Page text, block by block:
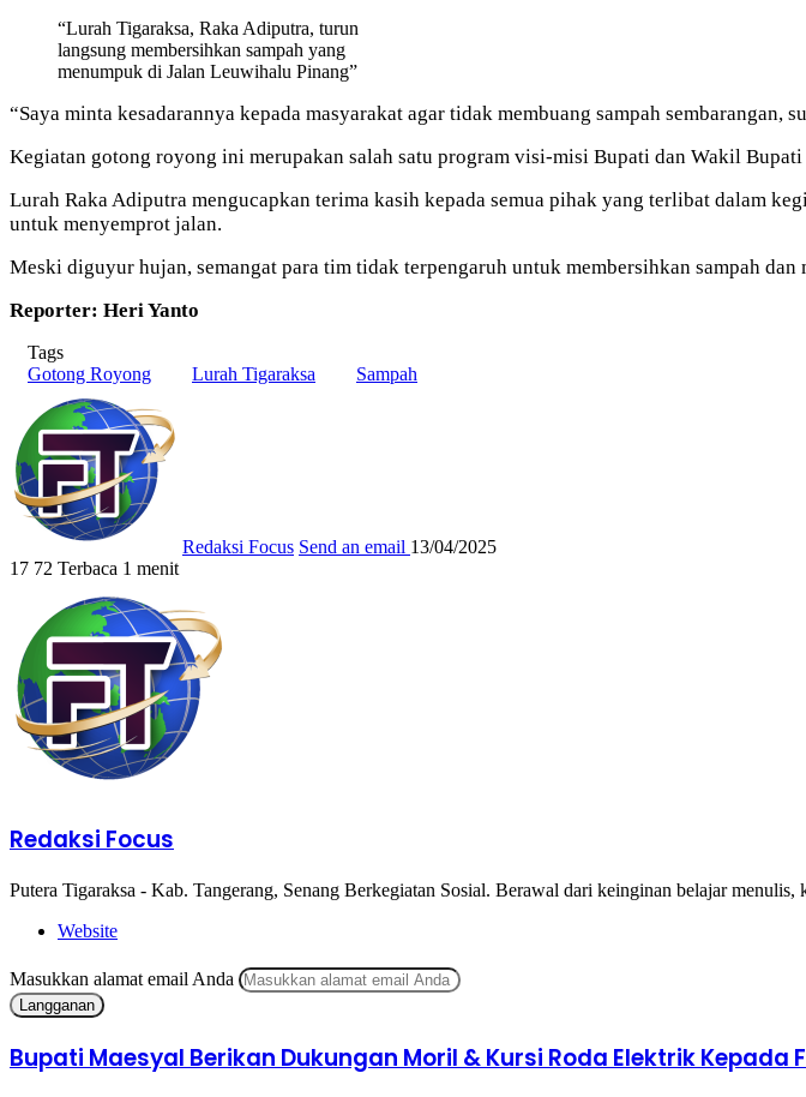
“Lurah Tigaraksa, Raka Adiputra, turun
langsung membersihkan sampah yang
menumpuk di Jalan Leuwihalu Pinang”
“Saya minta kesadarannya kepada masyarakat agar tidak membuang sampah sembarangan,
Kegiatan gotong royong ini merupakan salah satu program visi-misi Bupati dan Wakil
Lurah Raka Adiputra mengucapkan terima kasih kepada semua pihak yang terlibat dalam
untuk menyemprot jalan.
Meski diguyur hujan, semangat para tim tidak terpengaruh untuk membersihkan sampah
Reporter: Heri Yanto
Tags
Gotong Royong
Lurah Tigaraksa Sampah
Redaksi Focus Send an email 13/04/2025
17 72 Terbaca 1 menit
Redaksi Focus
Putera Tigaraksa - Kab. Tangerang, Senang Berkegiatan Sosial. Berawal dari keinginan belajar
Website
Masukkan alamat email Anda
Bupati Maesyal Berikan Dukungan Moril & Kursi Roda Elektrik Kepada